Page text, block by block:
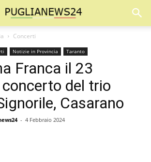
Concerti
Notizie in Provincia Taranto
Franca il 23
del trio
Casarano
- 4 Febbraio 2024